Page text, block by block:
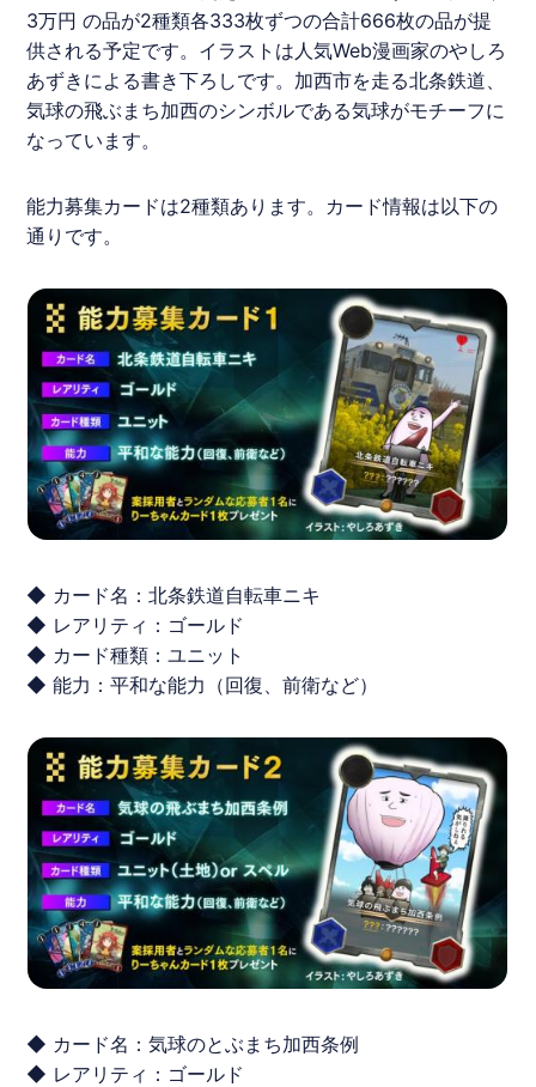
3万円 の品が2種類各333枚ずつの合計666枚の品が提
供される予定です。イラストは人気Web漫画家のやしろ
あずき による書き下ろしです。加西市を走る北条鉄道、
気球の飛ぶまち加西のシンボルである気球がモチーフに
なっています。
能力募集カードは2種類あります。カード情報は以下の
通りです。
◆ カード名：北条鉄道自転車ニキ
◆ レアリティ：ゴールド
◆ カード種類：ユニット
◆ 能力：平和な能力（回復、前衛など）
◆ カード名：気球のとぶまち加西条例
◆ レアリティ：ゴールド